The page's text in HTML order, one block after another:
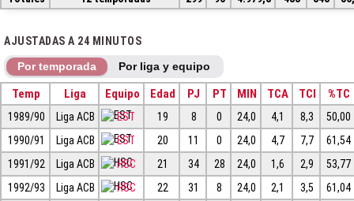
AJUSTADAS A 24 MINUTOS
Por temporada Por liga y equipo
Temp Liga Equipo Edad PJ PT MIN TCA TCI %TC
1989/90 Liga ACB EST 19 8 0 24,0 4,1 8,3
50,00
1990/91
Liga ACB EST 20 11 0 24,0 4,7 7,7
61,54
1991/92
Liga ACB HSC 21 34 28 24,0 1,6 2,9
53,77
1992/93
Liga ACB HSC 22 31 8 24,0 2,1 3,5
61,04